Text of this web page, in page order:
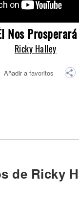
Nos Prosperará
Ricky Halley
Añadir a favoritos
de Ricky